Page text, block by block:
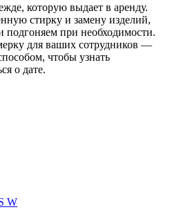
которую выдает в аренду.
стирку и замену изделий,
подгоняем при необходимости.
для ваших сотрудников —
чтобы узнать
о дате.
W